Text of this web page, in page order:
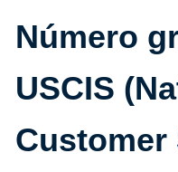
Número
USCIS
Customer